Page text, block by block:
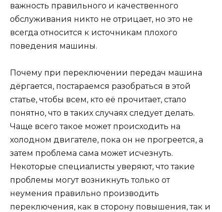
важность правильного и качественного
обслуживания никто не отрицает, но это не
всегда относится к источникам плохого
поведения машины.
Почему при переключении передач машина
дёргается, постараемся разобраться в этой
статье, чтобы всем, кто её прочитает, стало
понятно, что в таких случаях следует делать.
Чаще всего такое может происходить на
холодном двигателе, пока он не прогреется, а
затем проблема сама может исчезнуть.
Некоторые специалисты уверяют, что такие
проблемы могут возникнуть только от
неумения правильно производить
переключения, как в сторону повышения, так и